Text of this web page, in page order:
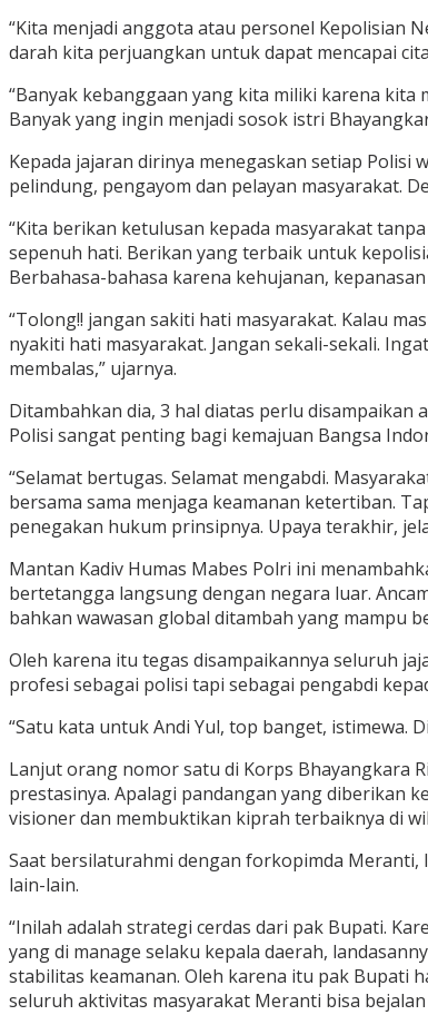
“Kita menjadi anggota atau personel Kepolisian
darah kita perjuangkan untuk dapat mencapai
“Banyak kebanggaan yang kita miliki karena
Banyak yang ingin menjadi sosok istri
Kepada jajaran dirinya menegaskan setiap Polisi
pelindung, pengayom dan pelayan masyarakat.
“Kita berikan ketulusan kepada masyarakat
sepenuh hati. Berikan yang terbaik untuk
Berbahasa-bahasa karena kehujanan,
“Tolong!! jangan sakiti hati masyarakat. Kalau
nyakiti hati masyarakat. Jangan sekali-sekali.
membalas,” ujarnya.
Ditambahkan dia, 3 hal diatas perlu disampaikan
Polisi sangat penting bagi kemajuan Bangsa
“Selamat bertugas. Selamat mengabdi.
bersama sama menjaga keamanan ketertiban.
penegakan hukum prinsipnya. Upaya terakhir,
Mantan Kadiv Humas Mabes Polri ini
bertetangga langsung dengan negara luar.
bahkan wawasan global ditambah yang mampu
Oleh karena itu tegas disampaikannya seluruh
profesi sebagai polisi tapi sebagai pengabdi
“Satu kata untuk Andi Yul, top banget, istimewa.
Lanjut orang nomor satu di Korps Bhayangkara
prestasinya. Apalagi pandangan yang diberikan
visioner dan membuktikan kiprah terbaiknya di
Saat bersilaturahmi dengan forkopimda
lain-lain.
“Inilah adalah strategi cerdas dari pak Bupati.
yang di manage selaku kepala daerah,
stabilitas keamanan. Oleh karena itu pak Bupati
seluruh aktivitas masyarakat Meranti bisa